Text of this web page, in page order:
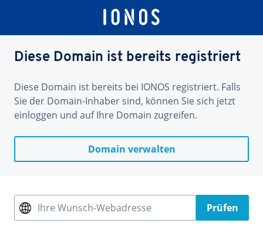
Diese Domain ist bereits registriert
Diese Domain ist bereits bei IONOS registriert. Falls
Sie der Domain-Inhaber sind, können Sie sich jetzt
einloggen und auf Ihre Domain zugreifen.
Domain verwalten
Ihre Wunsch-Webadresse Prüfen